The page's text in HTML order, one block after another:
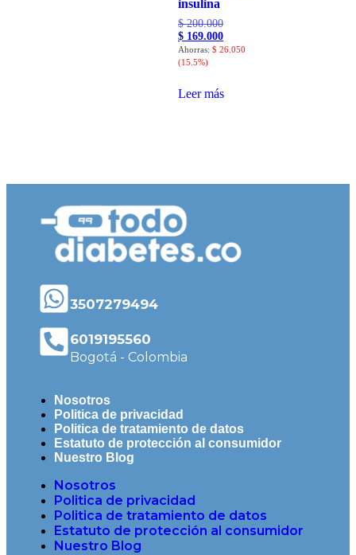
insulina
$200.000
$ 169.000
Ahorras: $ 26.050
(15.5%)
Leer más
3507279494
6019195560
Bogotá - Colombia
Nosotros
Politica de privacidad
Politica de tratamiento de datos
Estatuto de protección al consumidor
Nuestro Blog
Nosotros
Politica de privacidad
Politica de tratamiento de datos
Estatuto de protección al consumidor
Nuestro Blog